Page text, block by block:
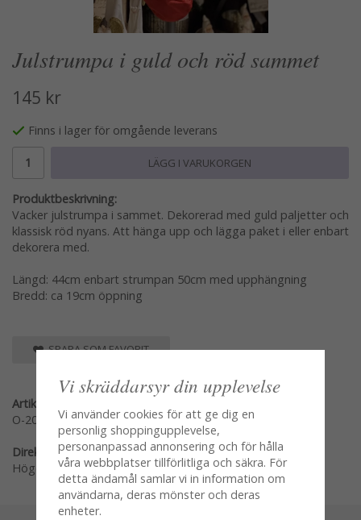
Julstrumpa i guld och röd sammet
145 kr
Finns i lager för omgående leverans
LÄGG I VARUKORGEN
Produktbeskrivning:
Vacker julstrumpa i sammet. Dekorerad med guld paljetter och
klassisk röd nyans. Att hänga upp och lägga paket i eller enbart
dekorera med.
Längd: 44cm enbart strumpan 50cm med upphängning
Bredd: ca 19cm öppning
SPARA SOM FAVORIT
Artikelnummer:
O-2085R
Direktlänk:
Högerklicka och kopiera adressen
Vi skräddarsyr din upplevelse
Vi använder cookies för att ge dig en
personlig shoppingupplevelse,
personanpassad annonsering och för hålla
våra webbplatser tillförlitliga och säkra. För
detta ändamål samlar vi in information om
användarna, deras mönster och deras
enheter.